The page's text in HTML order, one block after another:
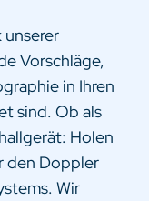
Vorschläge,
in Ihren
sind. Ob als
Holen
den Doppler
Wir